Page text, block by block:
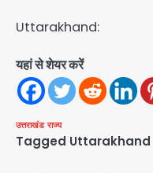
Uttarakhand:
यहां से शेयर करें
उत्तराखंड राज्य
Tagged Uttarakhand